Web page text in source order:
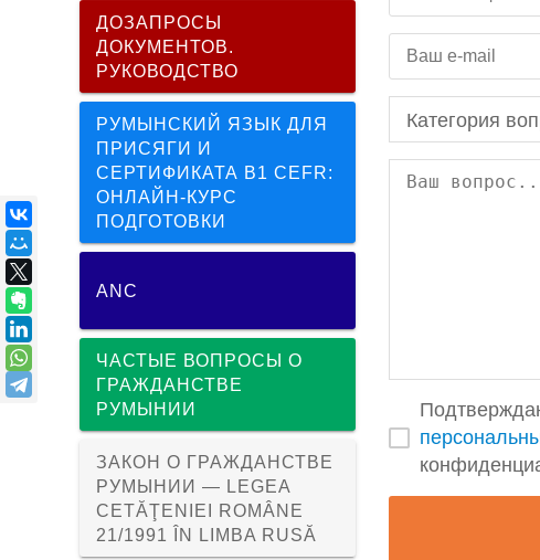
Категория
ДОЗАПРОСЫ
ДОКУМЕНТОВ.
РУКОВОДСТВО
РУМЫНСКИЙ ЯЗЫК ДЛЯ
ПРИСЯГИ И
СЕРТИФИКАТА B1 CEFR:
ОНЛАЙН-КУРС
ПОДГОТОВКИ
ANC
ЧАСТЫЕ ВОПРОСЫ О
ГРАЖДАНСТВЕ
РУМЫНИИ
ЗАКОН О ГРАЖДАНСТВЕ
РУМЫНИИ — LEGEA
CETĂŢENIEI ROMÂNE
21/1991 ÎN LIMBA RUSĂ